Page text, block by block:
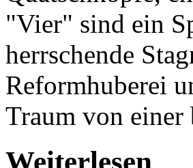
"Vier" sind ein
herrschende
Reformhuberei
Traum von einer
Weiterlesen